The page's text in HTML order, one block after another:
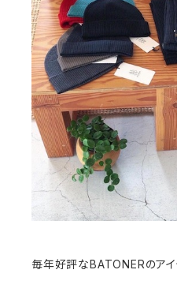
毎年好評なBATONERのアイ